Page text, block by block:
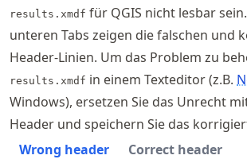
results.xmdf für QGIS nicht lesbar
unteren Tabs zeigen die falschen und
Header-Linien. Um das Problem zu
results.xmdf in einem Texteditor (z.B.
Windows), ersetzen Sie das Unrecht
Header und speichern Sie das
Wrong header
Correct header